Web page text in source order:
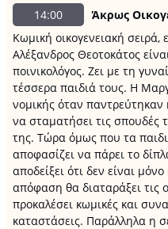
14:00
Άκρως
Κωμική οικογενειακή
Αλέξανδρος Θεοτοκάτος
ποινικολόγος. Ζει με τη
τέσσερα παιδιά τους. Η
νομικής όταν παντρεύτηκαν
να σταματήσει τις σπουδές
της. Τώρα όμως που τα
αποφασίζει να πάρει το
αποδείξει ότι δεν είναι
απόφαση θα διαταράξει τις
προκαλέσει κωμικές και
καταστάσεις. Παράλληλα η